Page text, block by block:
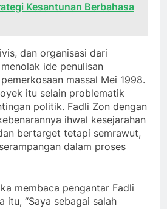
Kesantunan Berbahasa
dan organisasi dari
ide penulisan
massal Mei 1998.
itu selain problematik
politik. Fadli Zon dengan
ihwal kesejarahan
bertarget tetapi semrawut,
dalam proses
membaca pengantar Fadli
itu, “Saya sebagai salah